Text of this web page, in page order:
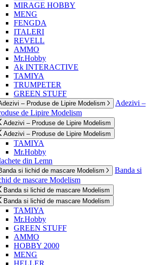
MIRAGE HOBBY
MENG
FENGDA
ITALERI
REVELL
AMMO
Mr.Hobby
Ak INTERACTIVE
TAMIYA
TRUMPETER
GREEN STUFF
– Produse de Lipire Modelism
Adezivi –
de Lipire Modelism
Adezivi – Produse de Lipire Modelism
Adezivi – Produse de Lipire Modelism
TAMIYA
Mr.Hobby
din Lemn
si lichid de mascare Modelism
Banda si
de mascare Modelism
Banda si lichid de mascare Modelism
Banda si lichid de mascare Modelism
TAMIYA
Mr.Hobby
GREEN STUFF
AMMO
HOBBY 2000
MENG